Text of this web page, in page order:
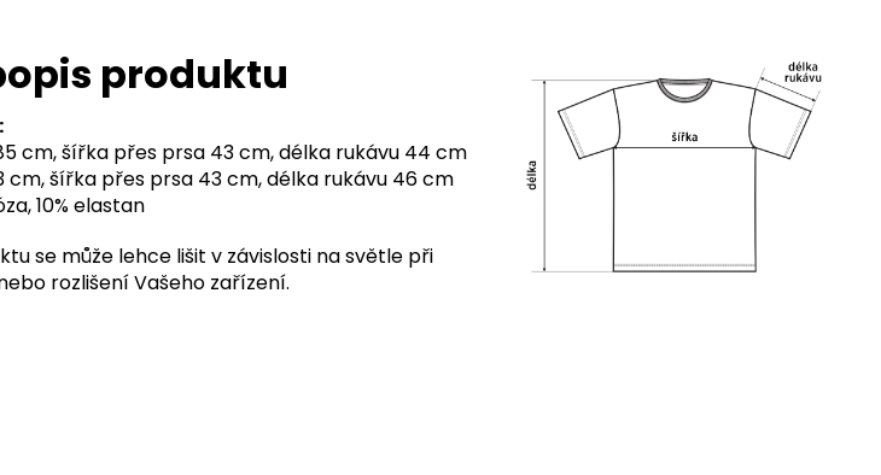
produktu
cm, šířka přes prsa 43 cm, délka rukávu 44 cm
cm, šířka přes prsa 43 cm, délka rukávu 46 cm
10% elastan
se může lehce lišit v závislosti na světle při
rozlišení Vašeho zařízení.